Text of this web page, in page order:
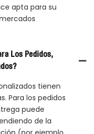
apta para su
Los Pedidos,
tienen
Para los pedidos
puede
de la